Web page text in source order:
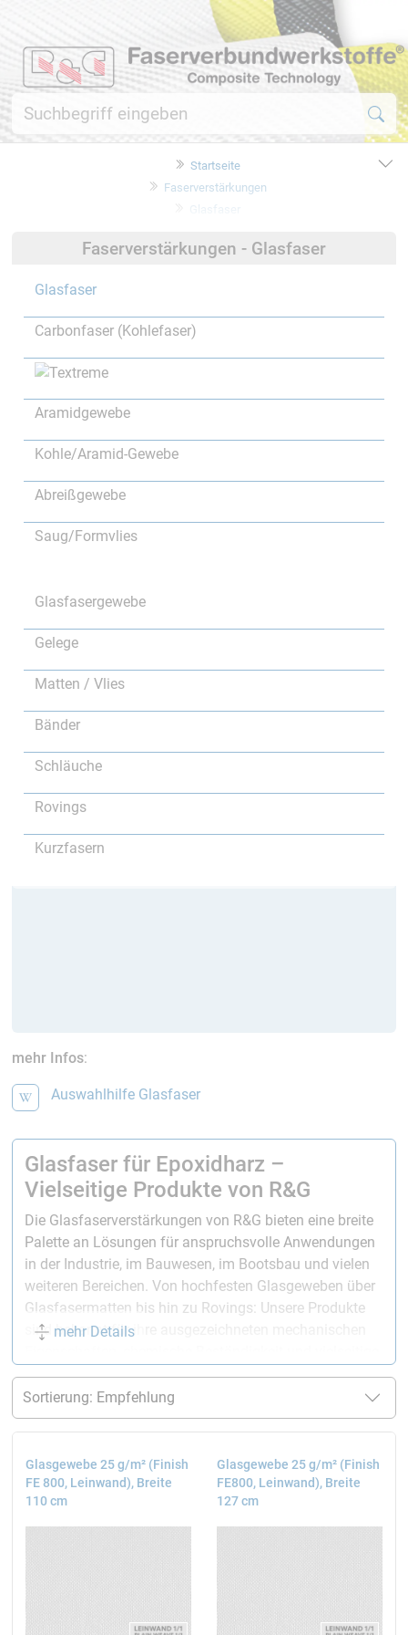
Startseite
Faserverstärkungen
Glasfaser
Faserverstärkungen - Glasfaser
Glasfaser
Carbonfaser (Kohlefaser)
Aramidgewebe
Kohle/Aramid-Gewebe
Abreißgewebe
Saug/Formvlies
Glasfasergewebe
Gelege
Matten / Vlies
Bänder
Schläuche
Rovings
Kurzfasern
mehr Infos:
Auswahlhilfe Glasfaser
Glasfaser für Epoxidharz –
Vielseitige Produkte von R&G
Die Glasfaserverstärkungen von R&G bieten eine breite
Palette an Lösungen für anspruchsvolle Anwendungen
in der Industrie, im Bauwesen, im Bootsbau und vielen
weiteren Bereichen. Von hochfesten Glasgeweben über
Glasfasermatten bis hin zu Rovings: Unsere Produkte
sind bekannt für ihre ausgezeichneten mechanischen
Einsatzmöglichkeiten. Besonders Produkte aus
Glasfaser mit Epoxidharz in Kombination liefern unsere
Glasfaserprodukte überlegene Ergebnisse und
Für umfassendere Informationen rundum die
Herstellung von Glasfasern
besuchen Sie unsere Wiki-
Glasfaser-Produkte, die mit Epoxidharz kombiniert
mehr Details
Glasgewebe 25 g/m² (Finish
FE 800, Leinwand), Breite
110 cm
Glasgewebe 25 g/m² (Finish
FE800, Leinwand), Breite
127 cm